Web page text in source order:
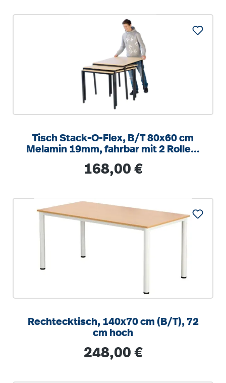
Tisch Stack-O-Flex, B/T 80x60 cm
Melamin 19mm, fahrbar mit 2 Rollen,
Regulärer Preis:
168,00 €
Rechtecktisch, 140x70 cm (B/T), 72
cm hoch
Regulärer Preis:
248,00 €